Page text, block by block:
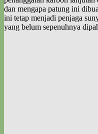
dan mengapa patung ini
ini tetap menjadi penjaga
yang belum sepenuhnya